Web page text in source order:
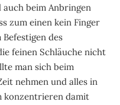
auch beim Anbringen
zum einen kein Finger
des
feinen Schläuche nicht
man sich beim
nehmen und alles in
konzentrieren damit